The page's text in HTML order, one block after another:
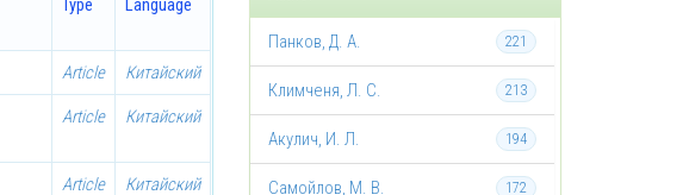
Type Language
Article Китайский
Article Китайский
Article Китайский
221
Панков, Д. А.
213
Климченя, Л. С.
194
Акулич, И. Л.
172
Самойлов, М. В.